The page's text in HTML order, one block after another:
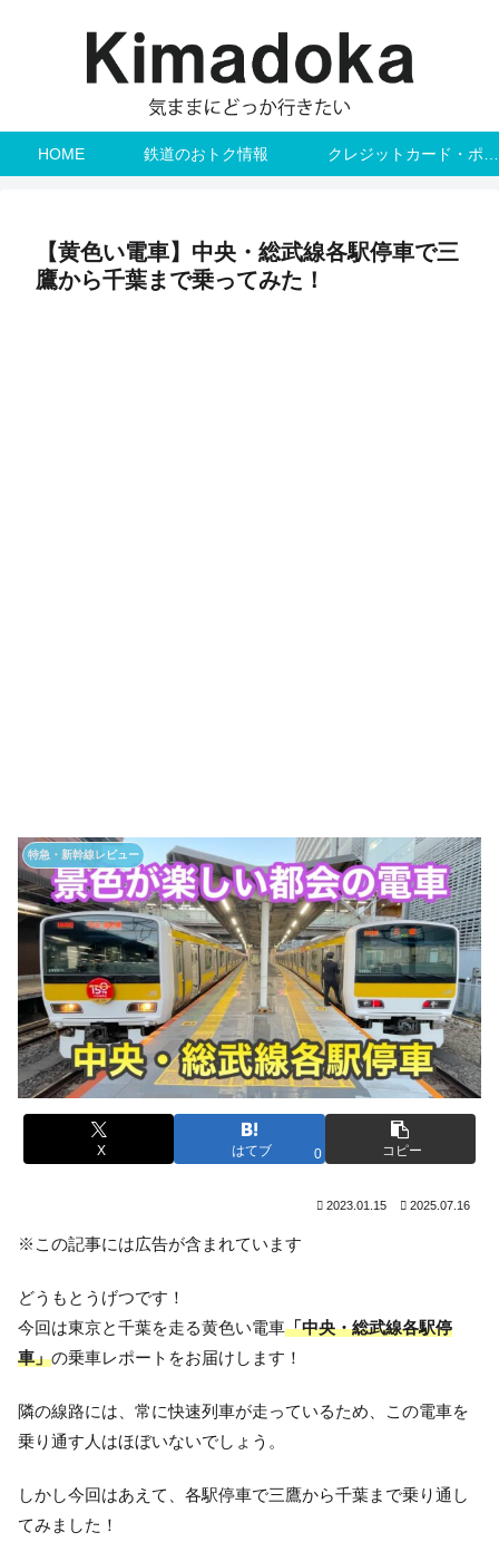
HOME 鉄道のおトク情報
【黄色い電車】中央・総武線各駅停車で三
鷹から千葉まで乗ってみた！
特急・新幹線レビュー
X はてブ 0 コピー
2023.01.15 2025.07.16
※この記事には広告が含まれています
どうもとうげつです！
今回は東京と千葉を走る黄色い電車「中央・総武線各駅停
車」の乗車レポートをお届けします！
隣の線路には、常に快速列車が走っているため、この電車を
乗り通す人はほぼいないでしょう。
しかし今回はあえて、各駅停車で三鷹から千葉まで乗り通し
てみました！